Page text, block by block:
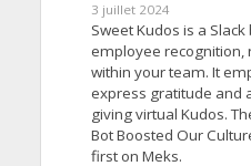
3 juillet 2024
Sweet Kudos is a
employee recognition,
within your team. It
express gratitude and
giving virtual Kudos.
Bot Boosted Our
first on Meks.